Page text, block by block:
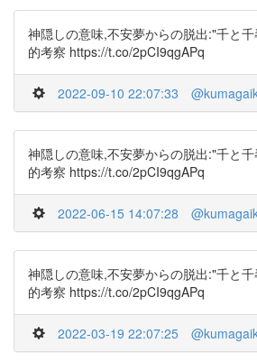
神隠しの意味,不安夢からの脱出:"千と
的考察 https://t.co/2pCI9qgAPq
2022-09-10 22:07:33
神隠しの意味,不安夢からの脱出:"千と
的考察 https://t.co/2pCI9qgAPq
2022-06-15 14:07:28
神隠しの意味,不安夢からの脱出:"千と
的考察 https://t.co/2pCI9qgAPq
2022-03-19 22:07:25